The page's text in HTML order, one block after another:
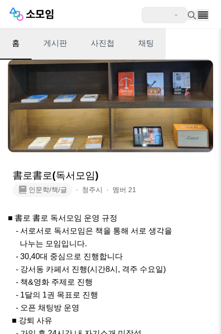
홈 게시판 사진첩 채팅
書로書로(독서모임)
인문학/책/글 ∙ 청주시 ∙ 멤버 21
■ 書로 書로 독서모임 운영 규정